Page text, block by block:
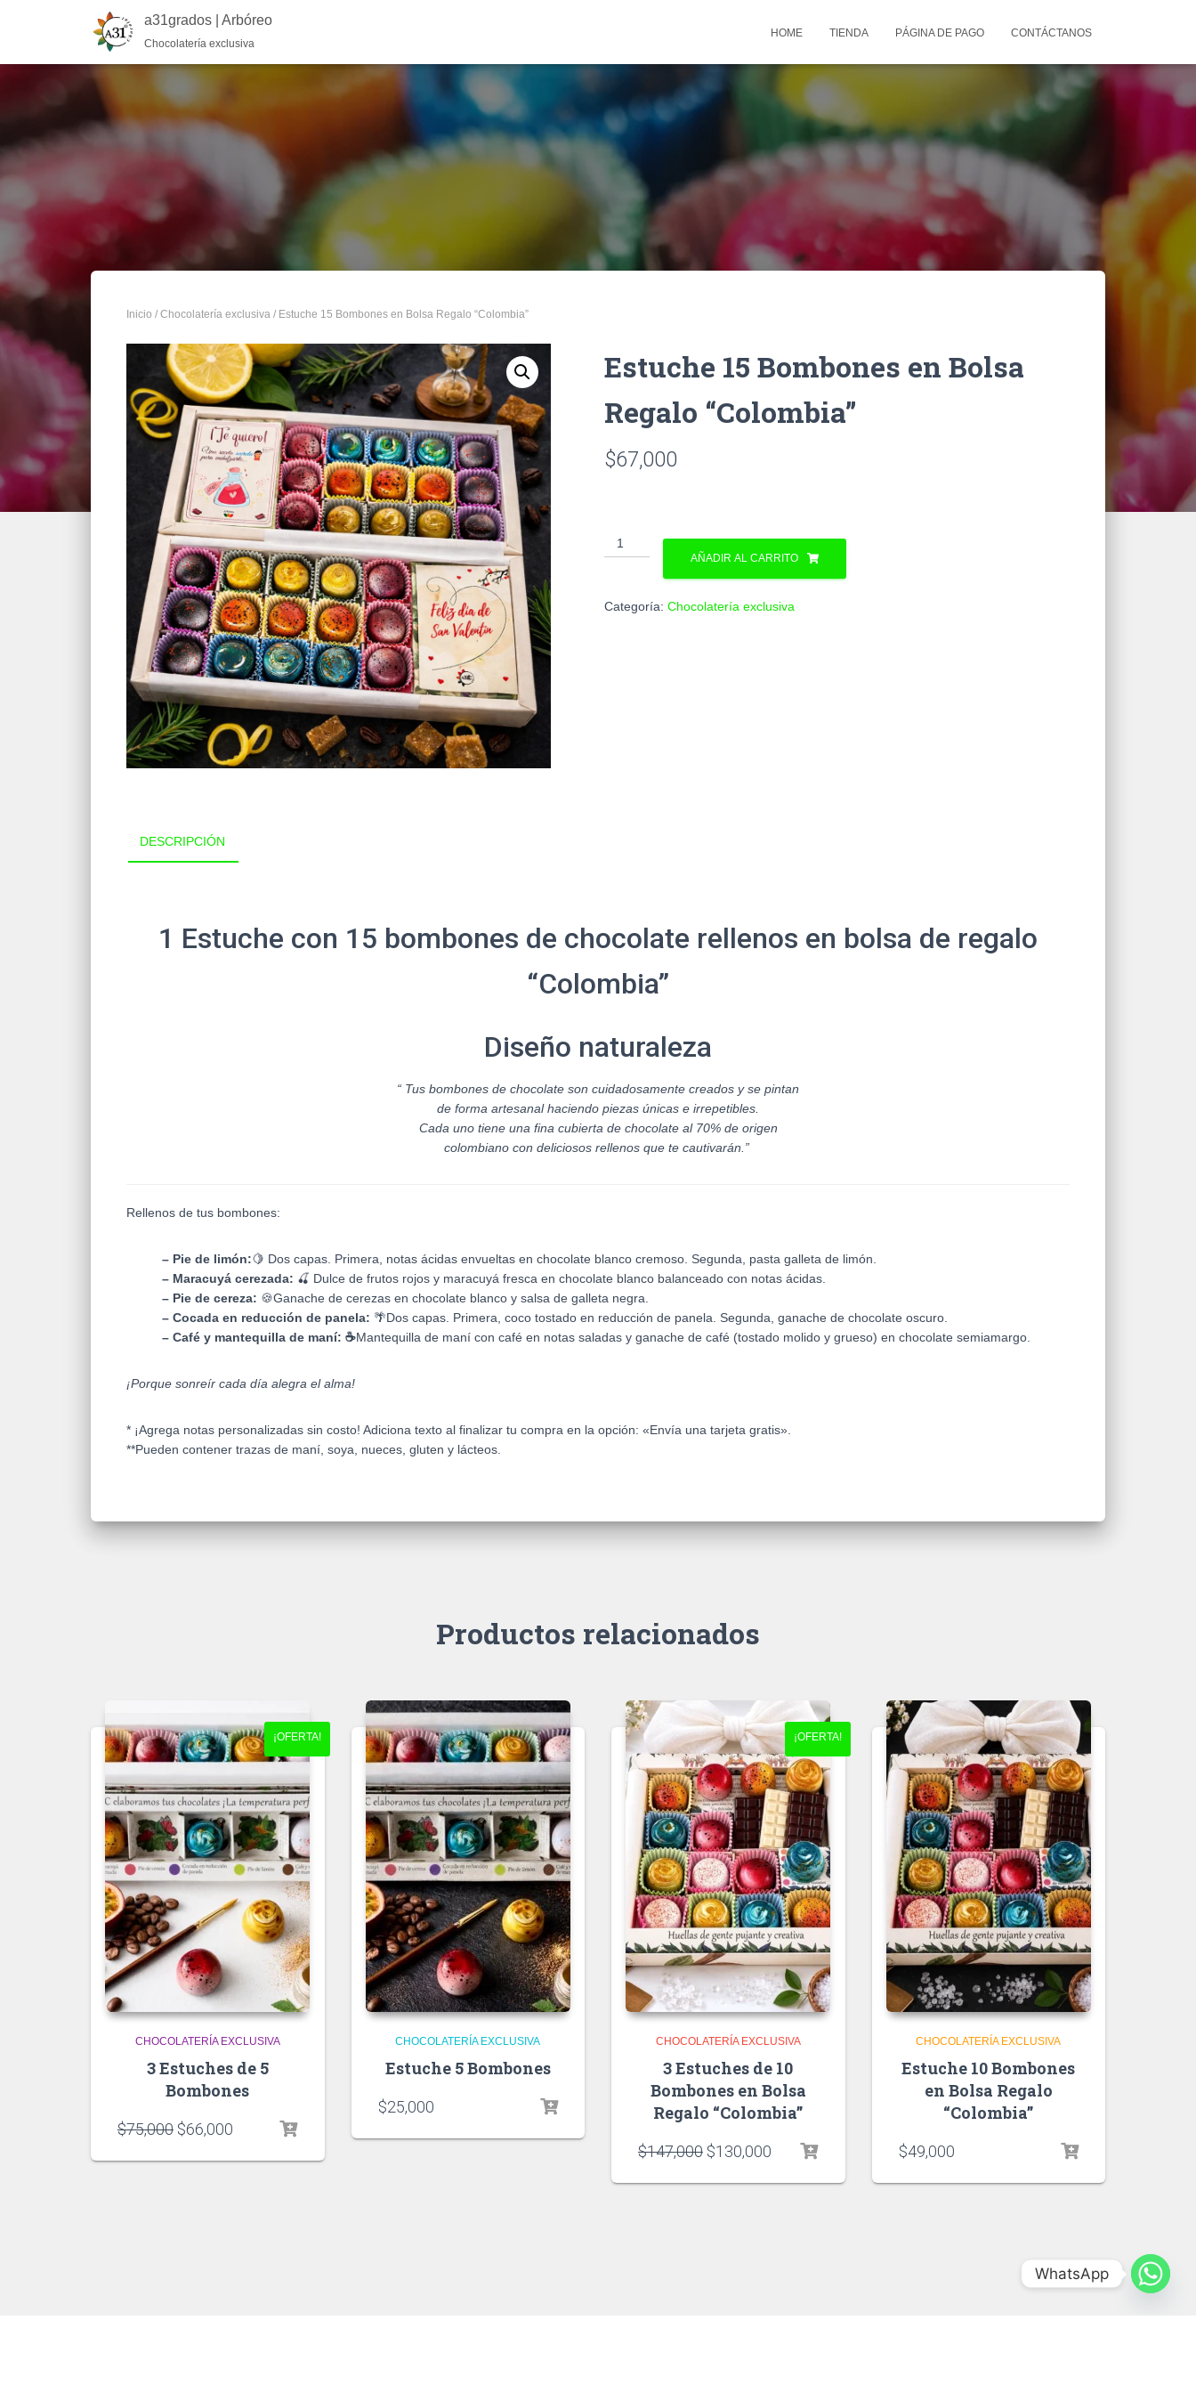
a31grados | Arbóreo
Chocolatería exclusiva
HOME TIENDA PÁGINA DE PAGO CONTÁCTANOS
Inicio / Chocolatería exclusiva / Estuche 15 Bombones en Bolsa Regalo “Colombia”
Estuche 15 Bombones en Bolsa
Regalo “Colombia”
$67,000
AÑADIR AL CARRITO
Categoría: Chocolatería exclusiva
DESCRIPCIÓN
1 Estuche con 15 bombones de chocolate rellenos en bolsa de regalo
“Colombia”
Diseño naturaleza
“ Tus bombones de chocolate son cuidadosamente creados y se pintan
de forma artesanal haciendo piezas únicas e irrepetibles.
Cada uno tiene una fina cubierta de chocolate al 70% de origen
colombiano con deliciosos rellenos que te cautivarán. ”
Rellenos de tus bombones:
– Pie de limón:🍋 Dos capas. Primera, notas ácidas envueltas en chocolate blanco cremoso. Segunda, pasta galleta de limón.
– Maracuyá cerezada: 🍒 Dulce de frutos rojos y maracuyá fresca en chocolate blanco balanceado con notas ácidas.
– Pie de cereza: 🍪Ganache de cerezas en chocolate blanco y salsa de galleta negra.
– Cocada en reducción de panela: 🌴Dos capas. Primera, coco tostado en reducción de panela. Segunda, ganache de chocolate oscuro.
– Café y mantequilla de maní: ☕Mantequilla de maní con café en notas saladas y ganache de café (tostado molido y grueso) en chocolate semiamargo.
¡Porque sonreír cada día alegra el alma!
* ¡Agrega notas personalizadas sin costo! Adiciona texto al finalizar tu compra en la opción: «Envía una tarjeta gratis».
**Pueden contener trazas de maní, soya, nueces, gluten y lácteos.
Productos relacionados
¡OFERTA!
CHOCOLATERÍA EXCLUSIVA
3 Estuches de 5
Bombones
$75,000 $66,000
CHOCOLATERÍA EXCLUSIVA
Estuche 5 Bombones
$25,000
¡OFERTA!
CHOCOLATERÍA EXCLUSIVA
3 Estuches de 10
Bombones en Bolsa
Regalo “Colombia”
$147,000 $130,000
CHOCOLATERÍA EXCLUSIVA
Estuche 10 Bombones
en Bolsa Regalo
“Colombia”
$49,000
WhatsApp